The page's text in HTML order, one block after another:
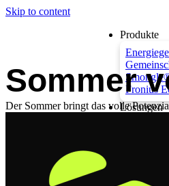
Skip to content
Produkte
Fronius
Lösungen
Sommer
Der Sommer bringt das volle